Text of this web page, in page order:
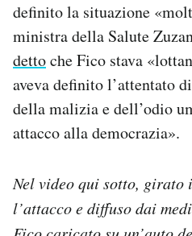
definito la situazione
ministra della Salute
dettoche Fico stava
aveva definito l’attentato
della malizia e dell’odio
attacco alla democrazia».
Nel video qui sotto, girato
l’attacco e diffuso dai